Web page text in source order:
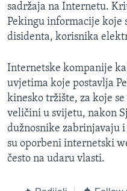
PRATITE NAS
Jezici
sadržaja na Internetu.
Pekingu informacije koje
disidenta, korisnika
Internetske kompanije
uvjetima koje postavlja
kinesko tržište, za koje
veličini u svijetu, nakon
dužnosnike zabrinjavaju
su oporbeni internetski
često na udaru vlasti.